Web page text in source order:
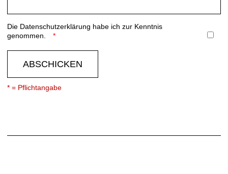
Die Datenschutzerklärung habe ich zur Kenntnis
genommen.
ABSCHICKEN
* = Pflichtangabe